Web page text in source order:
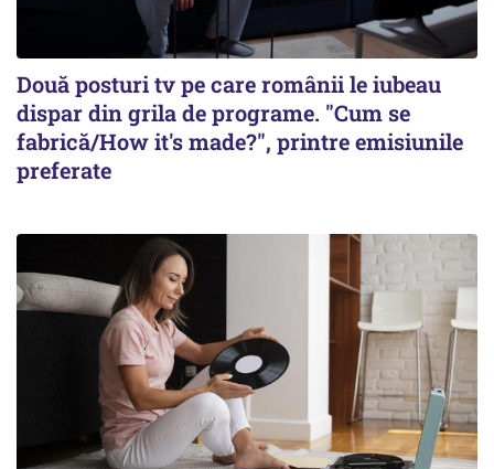
Două posturi tv pe care românii le iubeau
dispar din grila de programe. "Cum se
fabrică/How it's made?", printre emisiunile
preferate